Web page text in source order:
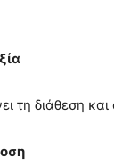
τη διάθεση